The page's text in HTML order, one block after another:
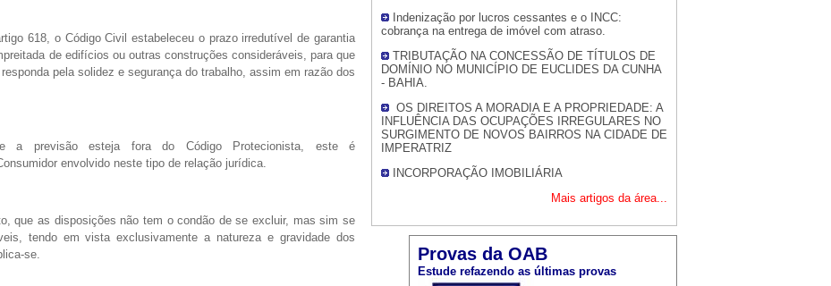
Indenização por lucros cessantes e o INCC:
cobrança na entrega de imóvel com atraso.
TRIBUTAÇÃO NA CONCESSÃO DE TÍTULOS DE
DOMÍNIO NO MUNICÍPIO DE EUCLIDES DA CUNHA
- BAHIA.
OS DIREITOS A MORADIA E A PROPRIEDADE: A
INFLUÊNCIA DAS OCUPAÇÕES IRREGULARES NO
SURGIMENTO DE NOVOS BAIRROS NA CIDADE DE
IMPERATRIZ
INCORPORAÇÃO IMOBILIÁRIA
Mais artigos da área...
Provas da OAB
Estude refazendo as últimas provas
618, o Código Civil estabeleceu o prazo irredutível de garantia
de edifícios ou outras construções consideráveis, para que
pela solidez e segurança do trabalho, assim em razão dos
a previsão esteja fora do Código Protecionista, este é
envolvido neste tipo de relação jurídica.
que as disposições não tem o condão de se excluir, mas sim se
tendo em vista exclusivamente a natureza e gravidade dos
se.